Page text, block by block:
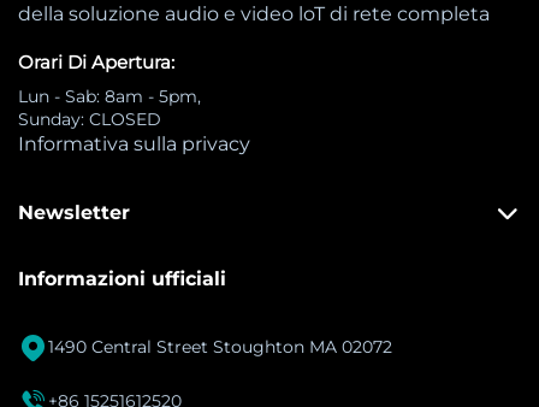
della soluzione audio e video loT di rete completa
Orari Di Apertura:
Lun - Sab: 8am - 5pm,
Sunday: CLOSED
Informativa sulla privacy
Newsletter
Informazioni ufficiali
1490 Central Street Stoughton MA 02072
+86 15251612520